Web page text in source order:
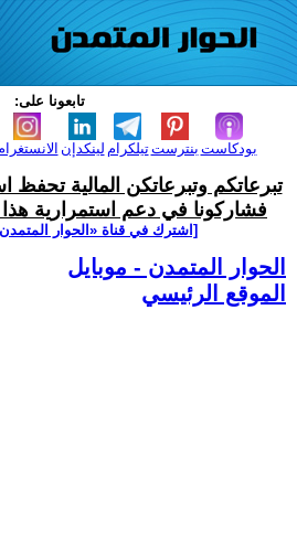
تابعونا على:
لينكدإن تيلكرامبنترست بودكاست
تبرعاتكم وتبرعاتكن المالية تحفظ
فشاركونا في دعم استمرارية هذا
[اشترك في قناة ‫«الحوار
الحوار المتمدن - موبايل
الموقع الرئيسي